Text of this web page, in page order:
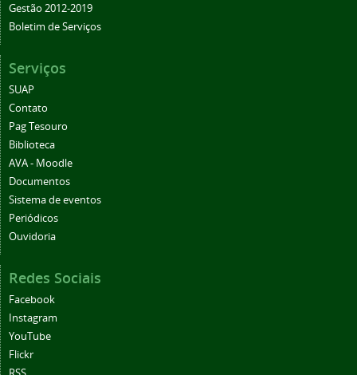
Gestão 2012-2019
Boletim de Serviços
Serviços
SUAP
Contato
Pag Tesouro
Biblioteca
AVA - Moodle
Documentos
Sistema de eventos
Periódicos
Ouvidoria
Redes Sociais
Facebook
Instagram
YouTube
Flickr